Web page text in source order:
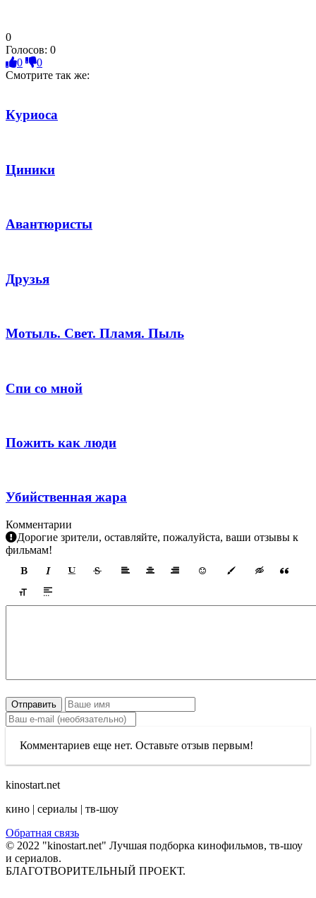
0
Голосов: 0
0
0
Смотрите так же:
Куриоса
Циники
Авантюристы
Друзья
Мотыль. Свет. Пламя. Пыль
Спи со мной
Пожить как люди
Убийственная жара
Комментарии
Дорогие зрители, оставляйте, пожалуйста, ваши отзывы к
фильмам!
Отправить
Комментариев еще нет. Оставьте отзыв первым!
kinostart.net
кино | сериалы | тв-шоу
Обратная связь
© 2022 "kinostart.net" Лучшая подборка кинофильмов, тв-шоу
и сериалов.
БЛАГОТВОРИТЕЛЬНЫЙ ПРОЕКТ.